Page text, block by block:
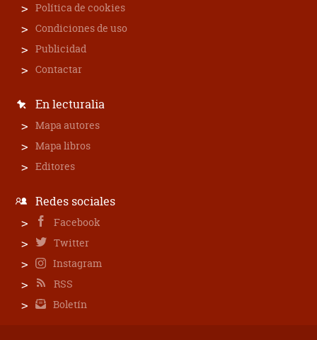
Política de cookies
Condiciones de uso
Publicidad
Contactar
En lecturalia
Mapa autores
Mapa libros
Editores
Redes sociales
Facebook
Twitter
Instagram
RSS
Boletín